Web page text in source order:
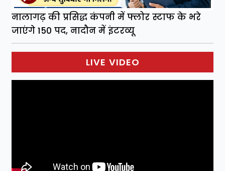
नालागढ़ की प्रसिद्ध कंपनी में फ्लोर स्टाफ के भरे
जाएंगे 150 पद, नादौन में इंटरव्यू
LIVE VIDEO